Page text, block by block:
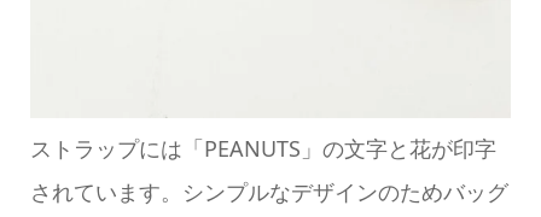
ストラップには「PEANUTS」の文字と花が印字
されています。シンプルなデザインのためバッグ